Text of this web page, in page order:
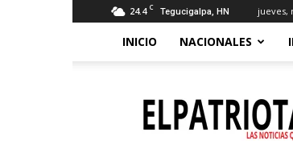
24.4 C Tegucigalpa, HN jueves,
INICIO NACIONALES
Patriota